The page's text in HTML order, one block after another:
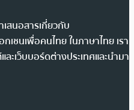
สนอสารเกี่ยวกับ
เชนเพื่อคนไทย ในภาษาไทย เรา
ะเว็บบอร์ดต่างประเทศและนำมา